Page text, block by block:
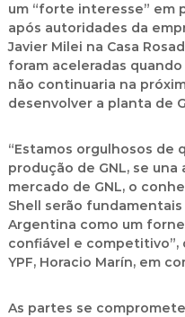
um “forte interesse” em
após autoridades da
Javier Milei na Casa
foram aceleradas
não continuaria na
desenvolver a planta de
“Estamos orgulhosos de
produção de GNL, se
mercado de GNL, o
Shell serão
Argentina como um
confiável e competitivo”,
YPF, Horacio Marín, em
As partes se